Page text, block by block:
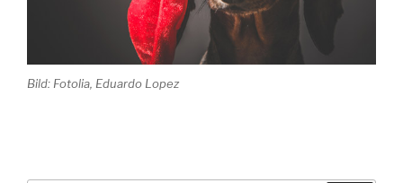
Bild: Fotolia, Eduardo Lopez